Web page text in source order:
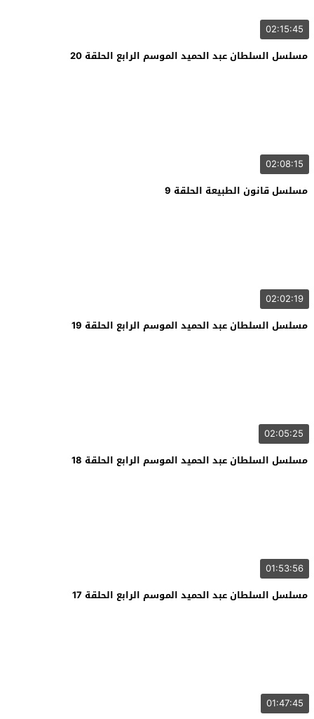
02:15:45
مسلسل السلطان عبد الحميد الموسم الرابع الحلقة 20
02:08:15
مسلسل قانون الطبيعة الحلقة 9
02:02:19
مسلسل السلطان عبد الحميد الموسم الرابع الحلقة 19
02:05:25
مسلسل السلطان عبد الحميد الموسم الرابع الحلقة 18
01:53:56
مسلسل السلطان عبد الحميد الموسم الرابع الحلقة 17
01:47:45